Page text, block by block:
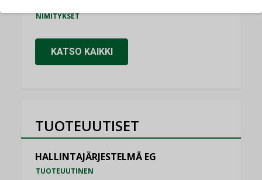
NIMITYKSET
KATSO KAIKKI
TUOTEUUTISET
HALLINTAJÄRJESTELMÄ EG
TUOTEUUTINEN